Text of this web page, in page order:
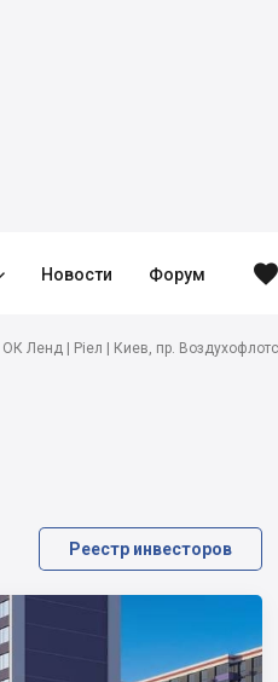
Новости Форум 
Ленд | Ріел | Киев, пр.
Реестр инвесторов